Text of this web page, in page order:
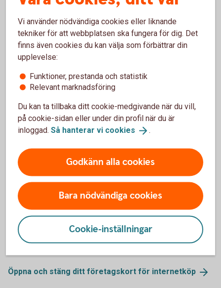
Nya företagskort distribueras med internetköp påslaget.
För att kortinnehavaren ska kunna använda sitt kort på nätet
behöver kortet först aktiveras. Om företaget har
internetbank görs det där, annars via en första transaktion i
butik eller i någon av bankomats automater.
Skulle ni inte vilja ha företagskortet öppet för internetköp
kan en behörig användare gå in och ändra det i
Betalkort företag
När du får ditt kort är det öppet för internetköp.
Behörig kontaktperson/firmatecknare kontaktar Entercard
via business.card@entercard.com för att både öppna eller
stänga den anställdes kort för internetköp, kontantuttag och
utlandsköp.
Kortinnehavare av Betalkort Företag har möjlighet att öppna
och stänga sitt kort för internetköp, kontantuttag och
utlandsköp, genom att kontakta Entercard via
Öppna och stäng ditt företagskort för internetköp
Vi använder nödvändiga cookies eller liknande
tekniker för att webbplatsen ska fungera för dig. Det
finns även cookies du kan välja som förbättrar din
upplevelse:
Funktioner, prestanda och statistik
Relevant marknadsföring
Du kan ta tillbaka ditt cookie-medgivande när du vill,
på cookie-sidan eller under din profil när du är
inloggad. Så hanterar vi cookies .
Godkänn alla cookies
Bara nödvändiga cookies
Cookie-inställningar